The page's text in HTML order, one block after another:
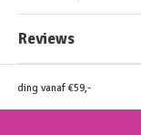
Reviews
vanaf €59,-